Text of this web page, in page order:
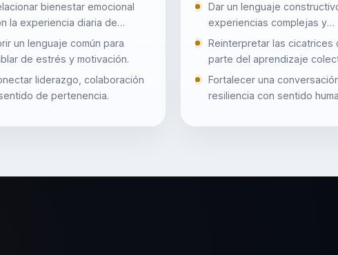
bienestar emocional
la experiencia diaria de
un lenguaje común para
de estrés y motivación.
liderazgo, colaboración
de pertenencia.
Dar un lenguaje
experiencias complejas y
cambios.
Reinterpretar las cicatrices
parte del aprendizaje
Fortalecer una
resiliencia con sentido